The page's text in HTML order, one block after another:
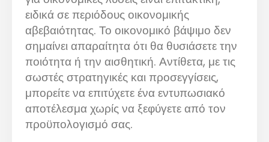
ειδικά σε περιόδους οικονομικής
αβεβαιότητας. Το οικονομικό βάψιμο δεν
σημαίνει απαραίτητα ότι θα θυσιάσετε την
ποιότητα ή την αισθητική. Αντίθετα, με τις
σωστές στρατηγικές και προσεγγίσεις,
μπορείτε να επιτύχετε ένα εντυπωσιακό
αποτέλεσμα χωρίς να ξεφύγετε από τον
προϋπολογισμό σας.